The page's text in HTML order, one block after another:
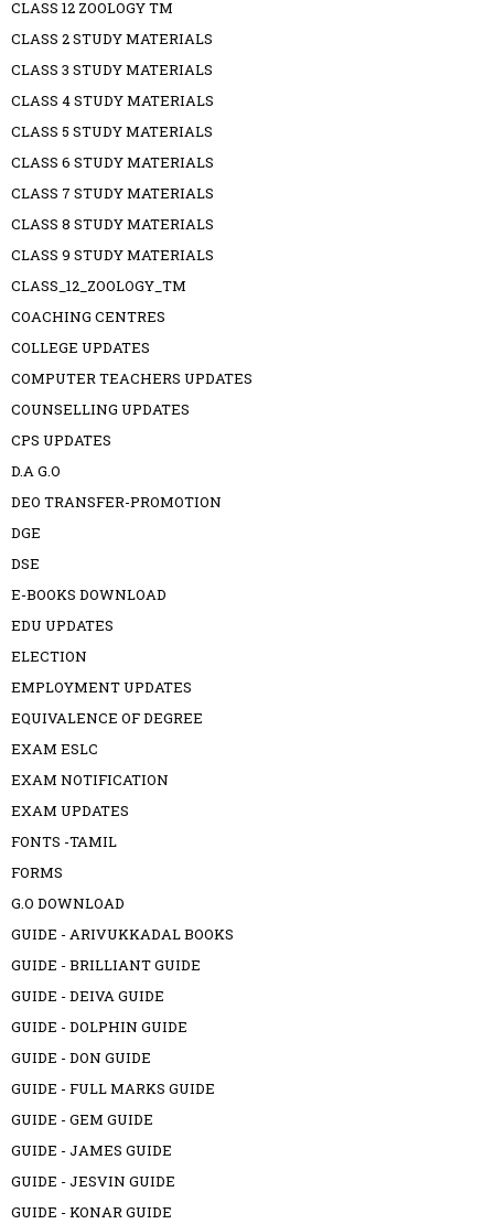
CLASS 12 ZOOLOGY TM
CLASS 2 STUDY MATERIALS
CLASS 3 STUDY MATERIALS
CLASS 4 STUDY MATERIALS
CLASS 5 STUDY MATERIALS
CLASS 6 STUDY MATERIALS
CLASS 7 STUDY MATERIALS
CLASS 8 STUDY MATERIALS
CLASS 9 STUDY MATERIALS
CLASS_12_ZOOLOGY_TM
COACHING CENTRES
COLLEGE UPDATES
COMPUTER TEACHERS UPDATES
COUNSELLING UPDATES
CPS UPDATES
D.A G.O
DEO TRANSFER-PROMOTION
DGE
DSE
E-BOOKS DOWNLOAD
EDU UPDATES
ELECTION
EMPLOYMENT UPDATES
EQUIVALENCE OF DEGREE
EXAM ESLC
EXAM NOTIFICATION
EXAM UPDATES
FONTS -TAMIL
FORMS
G.O DOWNLOAD
GUIDE - ARIVUKKADAL BOOKS
GUIDE - BRILLIANT GUIDE
GUIDE - DEIVA GUIDE
GUIDE - DOLPHIN GUIDE
GUIDE - DON GUIDE
GUIDE - FULL MARKS GUIDE
GUIDE - GEM GUIDE
GUIDE - JAMES GUIDE
GUIDE - JESVIN GUIDE
GUIDE - KONAR GUIDE